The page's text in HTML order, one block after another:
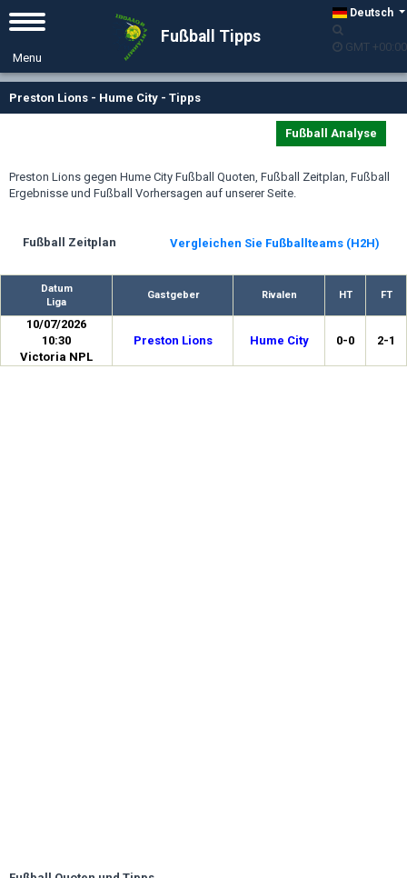
Deutsch
GMT +00:00
Fußball Tipps
Preston Lions - Hume City - Tipps
Fußball Analyse
Preston Lions gegen Hume City Fußball Quoten, Fußball Zeitplan, Fußball
Ergebnisse und Fußball Vorhersagen auf unserer Seite.
Fußball Zeitplan Vergleichen Sie Fußballteams (H2H)
Datum
Liga
Gastgeber Rivalen HT FT
10/07/2026
10:30
Victoria NPL
Preston Lions Hume City 0-0 2-1